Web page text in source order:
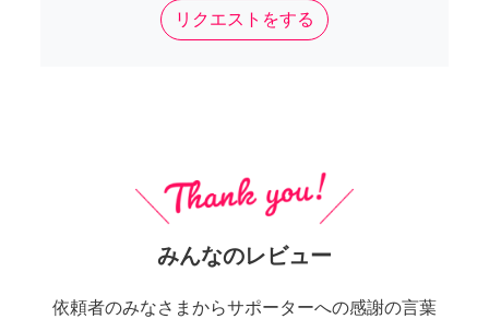
リクエストをする
みんなのレビュー
依頼者のみなさまからサポーターへの感謝の言葉